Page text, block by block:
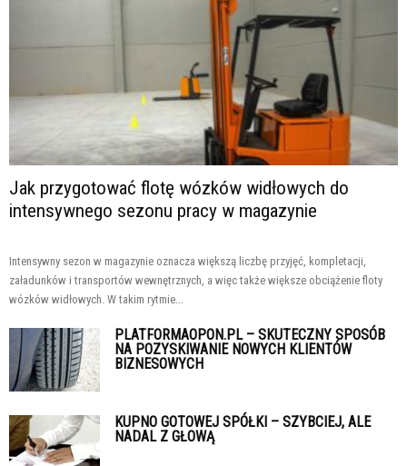
Jak przygotować flotę wózków widłowych do
intensywnego sezonu pracy w magazynie
Intensywny sezon w magazynie oznacza większą liczbę przyjęć, kompletacji,
załadunków i transportów wewnętrznych, a więc także większe obciążenie floty
wózków widłowych. W takim rytmie...
PLATFORMAOPON.PL – SKUTECZNY SPOSÓB
NA POZYSKIWANIE NOWYCH KLIENTÓW
BIZNESOWYCH
KUPNO GOTOWEJ SPÓŁKI – SZYBCIEJ, ALE
NADAL Z GŁOWĄ